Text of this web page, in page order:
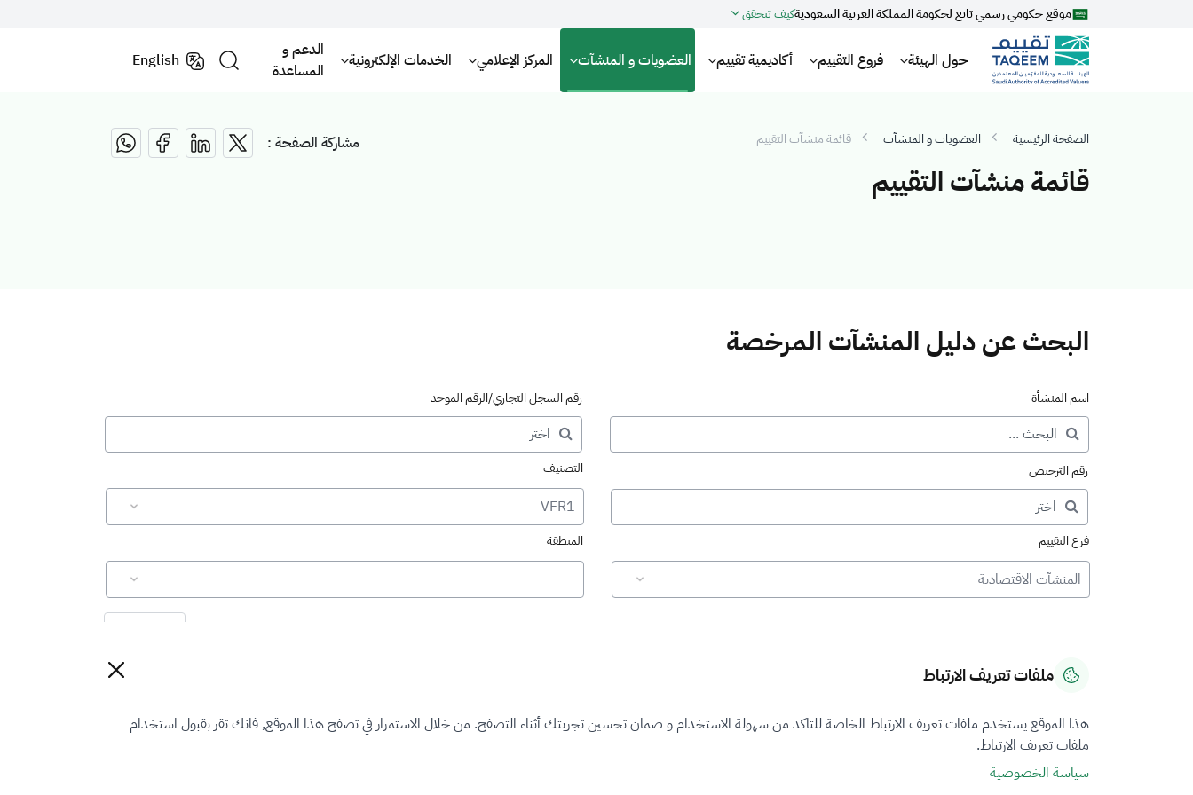
موقع حكومي رسمي تابع لحكومة المملكة العربية السعوديةكيف تتحقق
حول الهيئة فروع التقييم أكاديمية تقييم العضويات و المنشآت المركز الإعلامي الخدمات الإلكترونية
الدعم و
المساعدة
English
الصفحة الرئيسية العضويات و المنشآت قائمة منشآت التقييم مشاركة الصفحة :
قائمة منشآت التقييم
البحث عن دليل المنشآت المرخصة
اسم المنشأة رقم السجل التجاري/الرقم الموحد
رقم الترخيص التصنيف
VFR1
فرع التقييم
المنشآت الاقتصادية
المنطقة
ملفات تعريف الارتباط
هذا الموقع يستخدم ملفات تعريف الارتباط الخاصة للتاكد من سهولة الاستخدام و ضمان تحسين تجربتك أثناء التصفح. من خلال الاستمرار في تصفح هذا الموقع, فانك تقر بقبول استخدام
ملفات تعريف الارتباط.
سياسة الخصوصية